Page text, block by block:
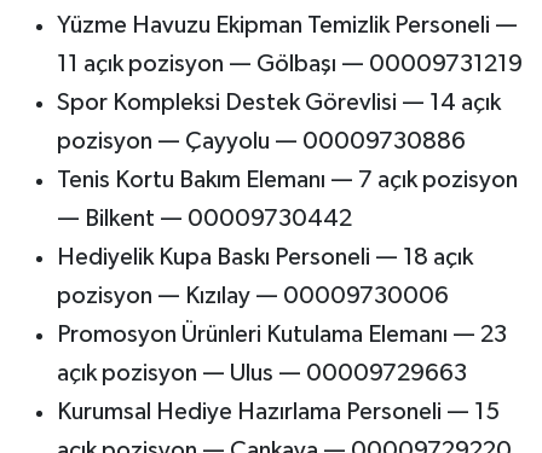
Yüzme Havuzu Ekipman Temizlik Personeli —
11 açık pozisyon — Gölbaşı — 00009731219
Spor Kompleksi Destek Görevlisi — 14 açık
pozisyon — Çayyolu — 00009730886
Tenis Kortu Bakım Elemanı — 7 açık pozisyon
— Bilkent — 00009730442
Hediyelik Kupa Baskı Personeli — 18 açık
pozisyon — Kızılay — 00009730006
Promosyon Ürünleri Kutulama Elemanı — 23
açık pozisyon — Ulus — 00009729663
Kurumsal Hediye Hazırlama Personeli — 15